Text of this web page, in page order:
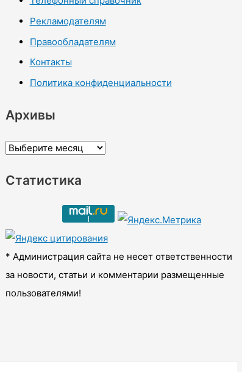
Рекламодателям
Правообладателям
Контакты
Политика конфиденциальности
Архивы
А
х
ы
Статистика
* Администрация сайта не несет ответственности
за новости, статьи и комментарии размещенные
пользователями!